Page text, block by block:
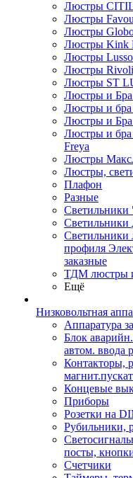
Люстры
Люстры
Люстры
Люстры Kink
Люстры
Люстры
Люстры ST
Люстры и
Люстры и
Люстры и Бра
Люстры и
Freya
Люстры
Люстры,
Плафон
Разные
Светильники
Светильники
профиля
заказные
ТДМ люстры
Ещё
Низковольтная
Аппаратура
Блок
автом. ввода
Контакторы,
Концевые
Приборы
Розетки на
Рубильники,
посты,
Счетчики